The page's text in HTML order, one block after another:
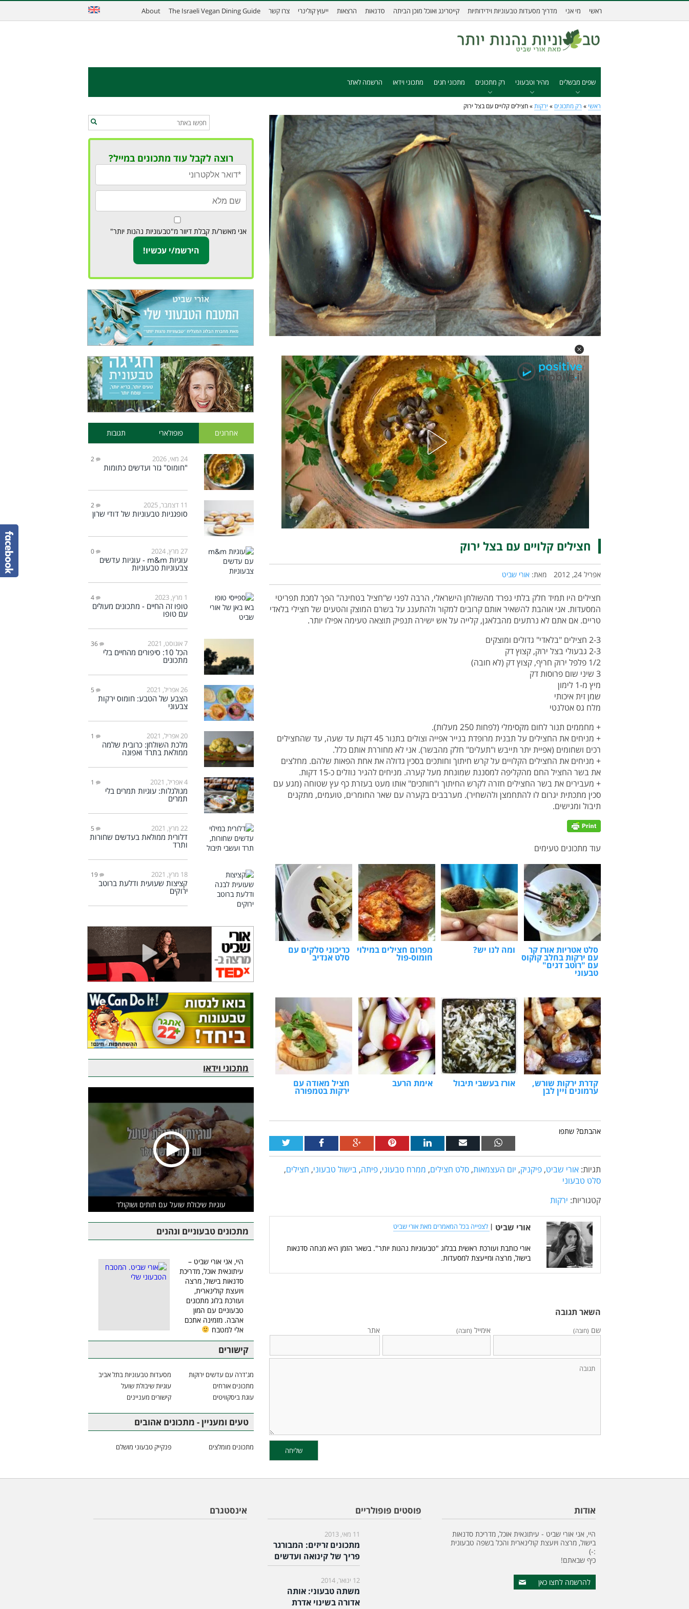
ראשי מי אני מדריך מסעדות טבעוניות וידידותיות קייטרינג ואוכל מוכן הביתה סדנאות הרצאות ייעוץ קולינרי צרו קשר The Israeli Vegan Dining Guide
About
שפים מבשלים מהיר וטבעוני רק מתכונים מתכוני חגים מתכוני וידאו הרשמה לאתר
ראשי » רק מתכונים » ירקות » חצילים קלויים עם בצל ירוק
חצילים קלויים עם בצל ירוק
אפריל 24, 2012 מאת: אורי שביט
חצילים היו תמיד חלק בלתי נפרד מהשולחן הישראלי, הרבה לפני ש"חציל בטחינה" הפך למכת תפריטי
המסעדות. אני אוהבת להשאיר אותם קרובים למקור ולהתענג על בשרם המוצק והטעים של חצילי בלאדי
טריים. אם אתם לא נרתעים מהבלאגן, קלייה על אש ישירה תנפיק תוצאה טעימה אפילו יותר.
2-3 חצילים "בלאדי" גדולים ומוצקים
2-3 גבעולי בצל ירוק, קצוץ דק
1/2 פלפל ירוק חריף, קצוץ דק (לא חובה)
3 שיני שום פרוסות דק
מיץ מ-1 לימון
שמן זית איכותי
מלח גס אטלנטי
+ מחממים תנור לחום מקסימלי (לפחות 250 מעלות).
+ מניחים את החצילים על תבנית מרופדת בנייר אפייה וצולים בתנור 45 דקות עד שעה, עד שהחצילים
רכים ושחומים (אפיית יתר תייבש ו"תעלים" חלק מהבשר). אני לא מחוררת אותם כלל.
+ מניחים את החצילים הקלויים על קרש חיתוך וחותכים בסכין גדולה את אחת הפאות שלהם. מחלצים
את בשר החציל החם מהקליפה למסננת שמונחת מעל קערה. מניחים להגיר נוזלים כ-15 דקות.
+ מעבירים את בשר החצילים חזרה לקרש החיתוך ו"חותכים" אותו מעט בעזרת כף עץ שטוחה (מגע עם
סכין מתכתית יגרום לו להתחמצן ולהשחיר). מערבבים בקערה עם שאר החומרים, טועמים, מתקנים
תיבול ומגישים.
עוד מתכונים טעימים
סלט אטריות אורז קר
עם ירקות בחלב קוקוס
עם "רוטב דגים"
טבעוני
ומה לנו יש? מפרום חצילים במילוי
חומוס-פול
כריכוני סלקים עם
סלט אנדיב
קדרת ירקות שורש,
ערמונים ויין לבן
אורז בעשבי תיבול אימת הרעב חציל מאודה עם
ירקות בטמפורה
אהבתם? שתפו
תגיות: אורי שביט, פיקניק, יום העצמאות, סלט חצילים, ממרח טבעוני, פיתה, בישול טבעוני, חצילים,
סלט טבעוני
קטגוריות: ירקות
אורי שביט | לצפייה בכל המאמרים מאת אורי שביט
אורי כותבת ועורכת ראשית בבלוג "טבעוניות נהנות יותר". בשאר הזמן היא מנחה סדנאות
בישול, מרצה ומייעצת למסעדות.
השאר תגובה
שם (חובה) אימייל (חובה) אתר
רוצה לקבל עוד מתכונים במייל?
אני מאשר/ת קבלת דיוור מ"טבעוניות נהנות יותר"
אחרונים פופולארי תגובות
24 מאי, 2026 2
"חומוס" גזר ועדשים כתומות
11 דצמבר, 2025 2
סופגניות טבעוניות של דודי שרון
27 מרץ, 2024 0
עוגיות m&m - עוגיות עדשים
צבעוניות טבעוניות
1 מרץ, 2023 4
טופו זה החיים - מתכונים מעולים
עם טופו
7 אוגוסט, 2021 36
הכל 10: סיפורים מהחיים בלי
מתכונים
26 אפריל, 2021 5
הצבע של הטבע: חומוס ירקות
צבעוני
20 אפריל, 2021 1
מלכת השולחן: כרובית שלמה
ממולאת בתרד ואפונה
4 אפריל, 2021 1
מגולגלות: עוגיות תמרים בלי
תמרים
22 מרץ, 2021 5
דלורית ממולאת בעדשים שחורות
ותרד
18 מרץ, 2021 19
קציצות שעועית ודלעת ברוטב
ירוקים
מתכוני וידאו
עוגיות שיבולת שועל עם תותים ושוקולד
מתכונים טבעוניים ונהנים
היי, אני אורי שביט –
עיתונאית אוכל, מדריכת
סדנאות בישול, מרצה
ויועצת קולינארית,
ועורכת בלוג מתכונים
טבעוניים עם המון
אהבה. מזמינה אתכם
אלי למטבח
קישורים
מג'דרה עם עדשים ירוקות
מסעדות טבעוניות בתל אביב
מתכונים אורחים
עוגיות שיבולת שועל
עוגת ביסקוויטים
קישורים מעניינים
טעים ומעניין - מתכונים אהובים
מתכונים מומלצים פנקייק טבעוני מושלם
אודות
היי, אני אורי שביט - עיתונאית אוכל, מדריכת סדנאות
בישול, מרצה ויועצת קולינארית והכל בשפה טבעונית
:-)
כיף שבאתם!
להרשמה לחצו כאן
פוסטים פופולריים
11 מאי, 2013
מתכונים זריזים: המבורגר
פריך של קינואה ועדשים
12 ינואר, 2014
משתה טבעוני: אותה
אדורה בשינוי אדרת
אינסטגרם